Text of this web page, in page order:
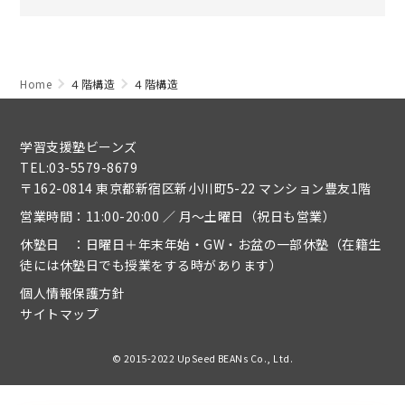
Home ４階構造 ４階構造
学習支援塾ビーンズ
TEL:03-5579-8679
〒162-0814 東京都新宿区新小川町5-22 マンション豊友1階
営業時間：11:00-20:00 ／ 月～土曜日（祝日も営業）
休塾日 ：日曜日＋年末年始・GW・お盆の一部休塾（在籍生
徒には休塾日でも授業をする時があります）
個人情報保護方針
サイトマップ
© 2015-2022 UpSeed BEANs Co., Ltd.